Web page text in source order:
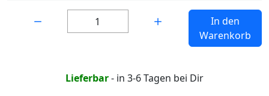
In den
Warenkorb
Lieferbar- in 3-6 Tagen bei Dir